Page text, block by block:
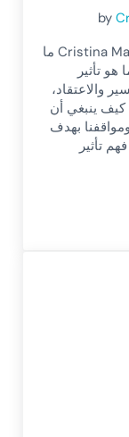
by
توضح أخصائية علم النفس العصبي Cristina Martínez ما
هو تأثير
والاعتقاد،
كيف ينبغي أن
بهدف
تأثير